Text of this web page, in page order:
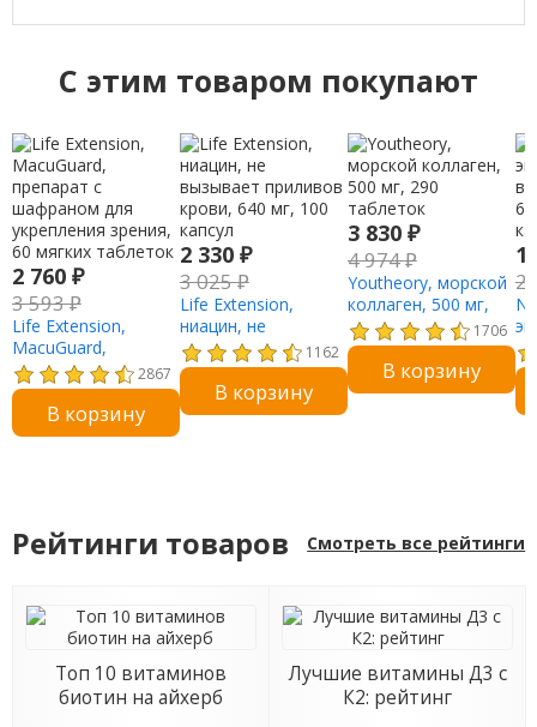
C этим товаром покупают
2 760 ₽
3 593₽
Life Extension,
MacuGuard,
препарат с
шафраном для
укрепления зрения,
60 мягких таблеток
2867
В корзину
2 330 ₽
3 025₽
Life Extension,
ниацин, не
вызывает приливов
крови, 640 мг, 100
капсул
1162
В корзину
3 830 ₽
4 974₽
Youtheory, морской
коллаген, 500 мг,
290 таблеток
1706
В корзину
1
2
Рейтинги товаров Смотреть все рейтинги
Топ 10 витаминов
биотин на айхерб
Лучшие витамины Д3 с
К2: рейтинг